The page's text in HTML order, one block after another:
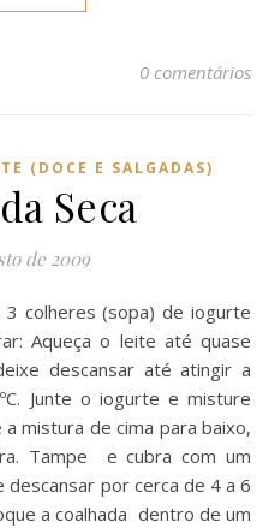
0 comentários
(DOCE E SALGADAS)
Seca
de 2009
Aqueça o leite até quase
descansar até atingir a
Junte o iogurte e misture
mistura de cima para baixo,
Tampe e cubra com um
descansar por cerca de 4 a 6
a coalhada dentro de um